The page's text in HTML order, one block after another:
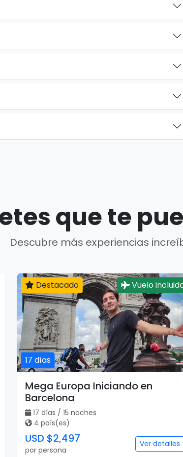
que te
Descubre más experiencias
17 días
Destacado Vuelo
Mega Europa Iniciando en
Barcelona
17 días / 15 noches
4 país(es)
USD $2,497
por persona
Ver detalles